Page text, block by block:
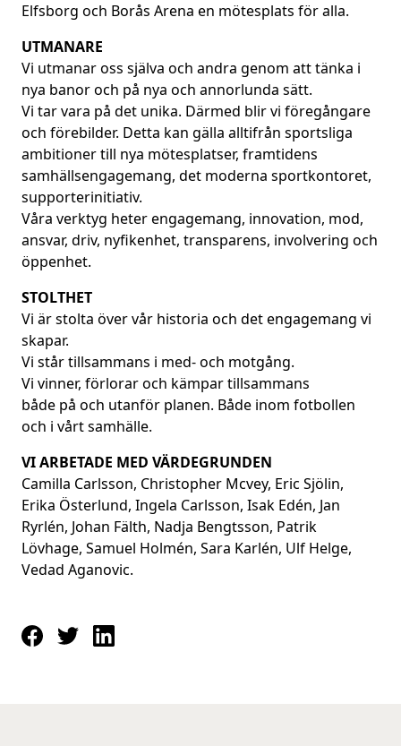
Elfsborg och Borås Arena en mötesplats för alla.
UTMANARE
Vi utmanar oss själva och andra genom att tänka i
nya banor och på nya och annorlunda sätt.
Vi tar vara på det unika. Därmed blir vi föregångare
och förebilder. Detta kan gälla alltifrån sportsliga
ambitioner till nya mötesplatser, framtidens
samhällsengagemang, det moderna sportkontoret,
supporterinitiativ.
Våra verktyg heter engagemang, innovation, mod,
ansvar, driv, nyfikenhet, transparens, involvering och
öppenhet.
STOLTHET
Vi är stolta över vår historia och det engagemang vi
skapar.
Vi står tillsammans i med- och motgång.
Vi vinner, förlorar och kämpar tillsammans
både på och utanför planen. Både inom fotbollen
och i vårt samhälle.
VI ARBETADE MED VÄRDEGRUNDEN
Camilla Carlsson, Christopher Mcvey, Eric Sjölin,
Erika Österlund, Ingela Carlsson, Isak Edén, Jan
Ryrlén, Johan Fälth, Nadja Bengtsson, Patrik
Lövhage, Samuel Holmén, Sara Karlén, Ulf Helge,
Vedad Aganovic.